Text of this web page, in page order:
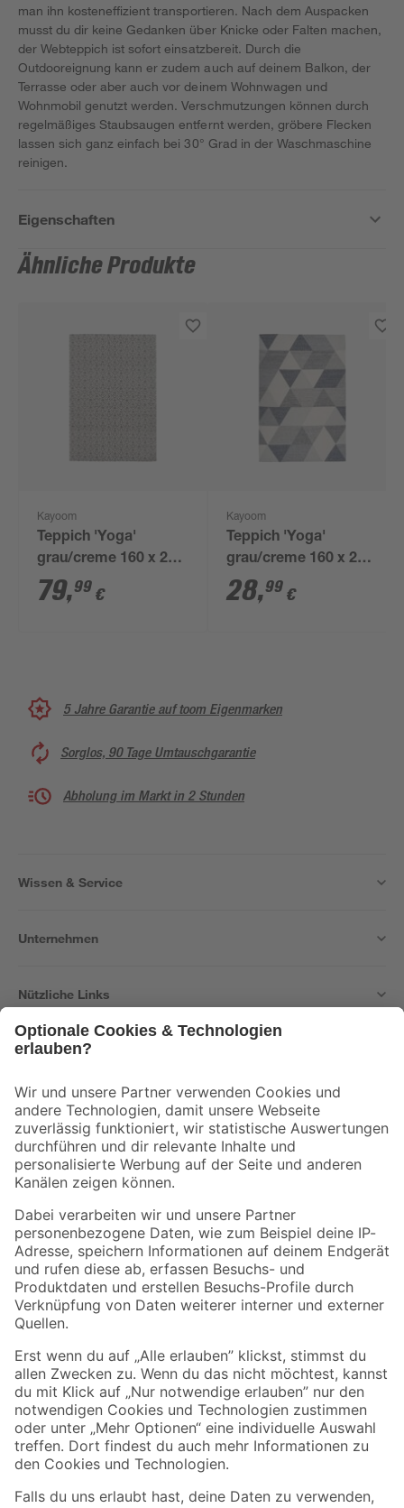
man ihn kosteneffizient transportieren. Nach dem Auspacken
musst du dir keine Gedanken über Knicke oder Falten machen,
der Webteppich ist sofort einsatzbereit. Durch die
Outdooreignung kann er zudem auch auf deinem Balkon, der
Terrasse oder aber auch vor deinem Wohnwagen und
Wohnmobil genutzt werden. Verschmutzungen können durch
regelmäßiges Staubsaugen entfernt werden, gröbere Flecken
lassen sich ganz einfach bei 30° Grad in der Waschmaschine
reinigen.
Eigenschaften
Ähnliche Produkte
Kayoom
Teppich 'Yoga'
grau/creme 160 x 230
cm
79,99 €
Kayoom
Teppich 'Yoga'
grau/creme 160 x 230
cm
28,99 €
5 Jahre Garantie auf toom Eigenmarken
Sorglos, 90 Tage Umtauschgarantie
Abholung im Markt in 2 Stunden
Wissen & Service
Unternehmen
Nützliche Links
Der toom Newsletter: Keine Angebote und Aktionen mehr verpassen!
Zur Newsletter Anmeldung
Folge uns
Zahlungsarten Versandarten
Sicher einkaufen
Jetzt die toom-App herunterladen